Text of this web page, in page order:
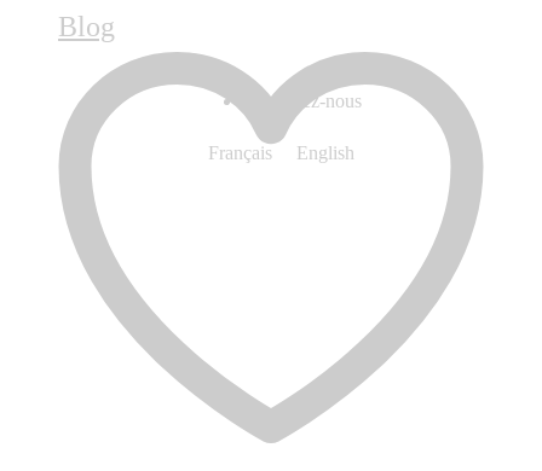
Blog
Contactez-nous
Français English